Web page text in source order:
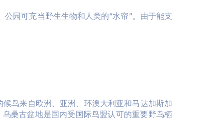
园可充当野生生物和人类的“水帘”。由于能支
鸟来自欧洲、亚洲、环澳大利亚和马达加斯加
桑古盆地是国内受国际鸟盟认可的重要野鸟栖